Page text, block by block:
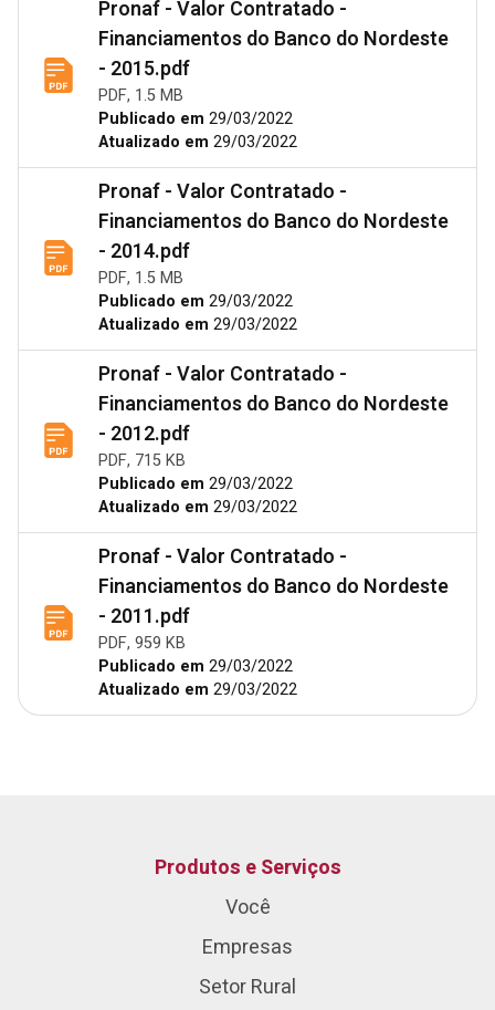
Pronaf - Valor Contratado -
Financiamentos do Banco do Nordeste
- 2015.pdf
PDF, 1.5 MB
Publicado em 29/03/2022
Atualizado em 29/03/2022
Pronaf - Valor Contratado -
Financiamentos do Banco do Nordeste
- 2014.pdf
PDF, 1.5 MB
Publicado em 29/03/2022
Atualizado em 29/03/2022
Pronaf - Valor Contratado -
Financiamentos do Banco do Nordeste
- 2012.pdf
PDF, 715 KB
Publicado em 29/03/2022
Atualizado em 29/03/2022
Pronaf - Valor Contratado -
Financiamentos do Banco do Nordeste
- 2011.pdf
PDF, 959 KB
Publicado em 29/03/2022
Atualizado em 29/03/2022
Produtos e Serviços
Você
Empresas
Setor Rural